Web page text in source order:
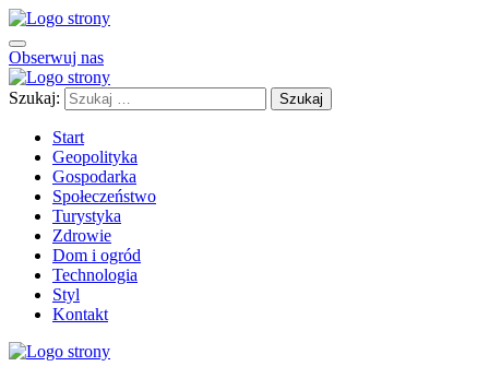
Obserwuj nas
Szukaj:
Start
Geopolityka
Gospodarka
Społeczeństwo
Turystyka
Zdrowie
Dom i ogród
Technologia
Styl
Kontakt